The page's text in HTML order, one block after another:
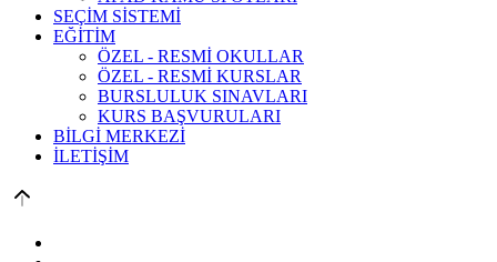
SEÇİM SİSTEMİ
EĞİTİM
ÖZEL - RESMİ OKULLAR
ÖZEL - RESMİ KURSLAR
BURSLULUK SINAVLARI
KURS BAŞVURULARI
BİLGİ MERKEZİ
İLETİŞİM